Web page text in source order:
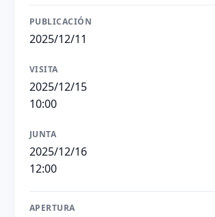
PUBLICACIÓN
2025/12/11
VISITA
2025/12/15
10:00
JUNTA
2025/12/16
12:00
APERTURA